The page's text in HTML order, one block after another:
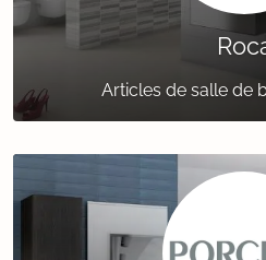
Articles de salle de